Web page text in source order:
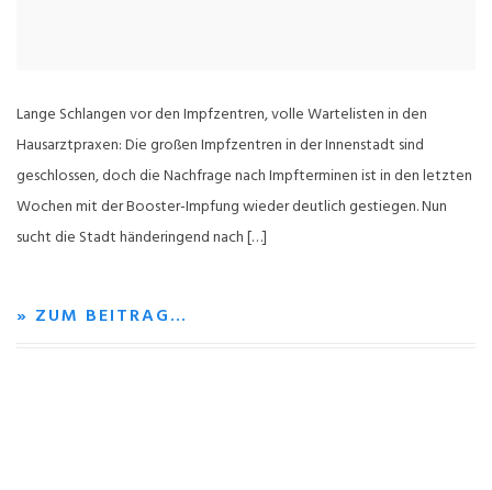
Lange Schlangen vor den Impfzentren, volle Wartelisten in den
Hausarztpraxen: Die großen Impfzentren in der Innenstadt sind
geschlossen, doch die Nachfrage nach Impfterminen ist in den letzten
Wochen mit der Booster-Impfung wieder deutlich gestiegen. Nun
sucht die Stadt händeringend nach […]
» ZUM BEITRAG…